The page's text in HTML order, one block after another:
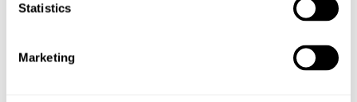
Statistics
Marketing